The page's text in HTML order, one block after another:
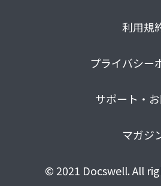
利用規
プライバシー
サポート・
マガジ
© 2021 Docswell. All